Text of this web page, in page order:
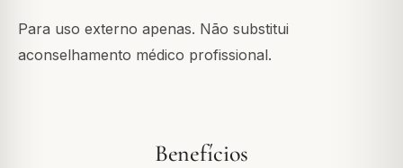
Para uso externo apenas. Não substitui
aconselhamento médico profissional.
Benefícios